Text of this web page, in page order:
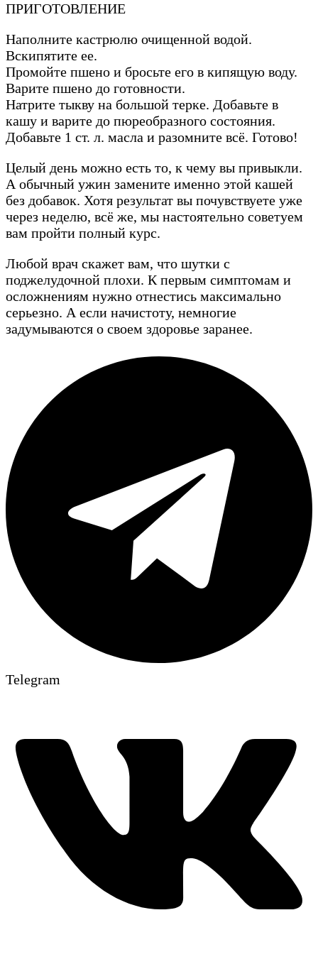
ПРИГОТОВЛЕНИЕ
Наполните кастрюлю очищенной водой.
Вскипятите ее.
Промойте пшено и бросьте его в кипящую воду.
Варите пшено до готовности.
Натрите тыкву на большой терке. Добавьте в
кашу и варите до пюреобразного состояния.
Добавьте 1 ст. л. масла и разомните всё. Готово!
Целый день можно есть то, к чему вы привыкли.
А обычный ужин замените именно этой кашей
без добавок. Хотя результат вы почувствуете уже
через неделю, всё же, мы настоятельно советуем
вам пройти полный курс.
Любой врач скажет вам, что шутки с
поджелудочной плохи. К первым симптомам и
осложнениям нужно отнестись максимально
серьезно. А если начистоту, немногие
задумываются о своем здоровье заранее.
Telegram